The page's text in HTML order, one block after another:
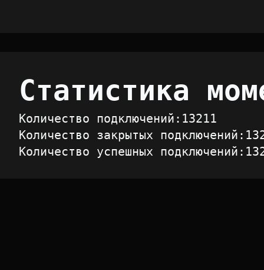
Статистика
Количество подключений: 13211
Количество закрытых подключений:
Количество успешных подключений: